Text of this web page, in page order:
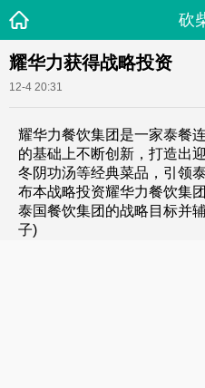
砍
耀华力获得战略投资
12-4 20:31
耀华力餐饮集团是一家泰餐
的基础上不断创新，打造出
冬阴功汤等经典菜品，引领
布本战略投资耀华力餐饮集
泰国餐饮集团的战略目标并
子)